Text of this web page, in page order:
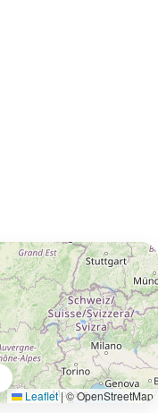
Leaflet |© OpenStreetMap